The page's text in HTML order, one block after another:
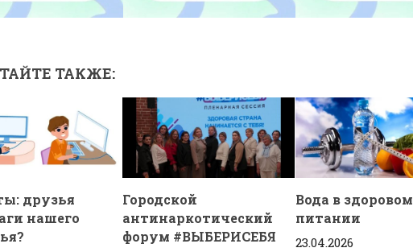
ТАКЖЕ:
друзья
нашего
Городской
антинаркотический
форум #ВЫБЕРИСЕБЯ
Вода в здоровом
питании
23.04.2026